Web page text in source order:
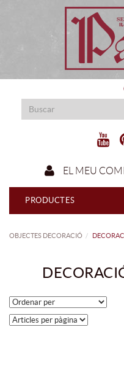
EL MEU
PRODUCTES
OBJECTES DECORACIÓ